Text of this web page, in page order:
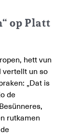
op Platt
hett vun
vertellt un so
„Dat is
de
rutkamen